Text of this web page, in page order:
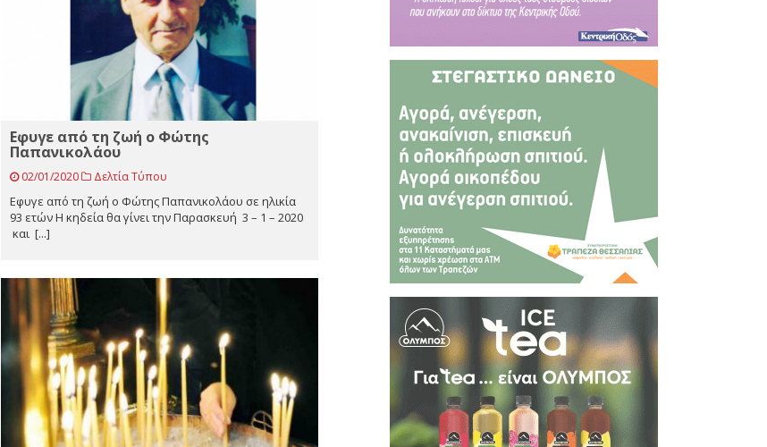
Eφυγε από τη ζωή ο Φώτης
Παπανικολάου
02/01/2020 Δελτία Τύπου
Eφυγε από τη ζωή ο Φώτης Παπανικολάου σε ηλικία
93 ετών Η κηδεία θα γίνει την Παρασκευή 3 – 1 – 2020
και [...]